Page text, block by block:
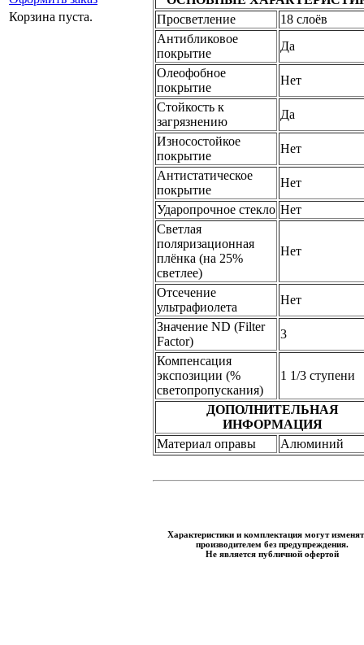
Корзина пуста.
Просветление
18 слоёв
Антибликовое
покрытие
Да
Олеофобное
покрытие
Нет
Стойкость к
загрязнению
Да
Износостойкое
покрытие
Нет
Антистатическое
покрытие
Нет
Ударопрочное стекло Нет
Светлая
поляризационная
плёнка (на 25%
светлее)
Нет
Отсечение
ультрафиолета
Нет
Значение ND (Filter
Factor)
3
Компенсация
экспозиции (%
светопропускания)
1 1/3 ступени
ДОПОЛНИТЕЛЬНАЯ
ИНФОРМАЦИЯ
Материал оправы
Алюминий
Характеристики и комплектация могут
производителем без предупреждения.
Не является публичной офертой